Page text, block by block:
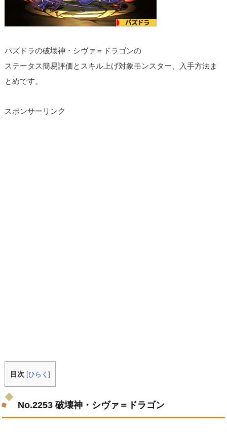
パズドラの破壊神・シヴァ＝ドラゴンの
ステータス簡易評価とスキル上げ対象モンスター、入手方法ま
とめです。
スポンサーリンク
目次 [ひらく]
No.2253 破壊神・シヴァ＝ドラゴン